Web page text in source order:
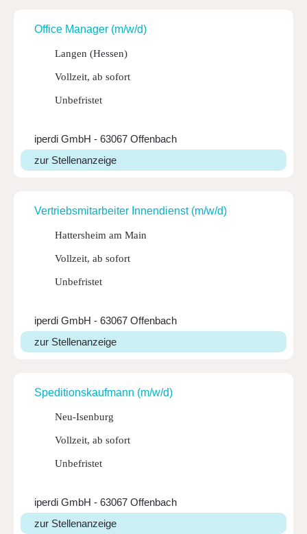
Office Manager (m/w/d)
Langen (Hessen)
Vollzeit, ab sofort
Unbefristet
iperdi GmbH - 63067 Offenbach
zur Stellenanzeige
Vertriebs­mit­ar­beiter Innen­dienst (m/w/d)
Hattersheim am Main
Vollzeit, ab sofort
Unbefristet
iperdi GmbH - 63067 Offenbach
zur Stellenanzeige
Spedi­ti­ons­kauf­mann (m/w/d)
Neu-Isenburg
Vollzeit, ab sofort
Unbefristet
iperdi GmbH - 63067 Offenbach
zur Stellenanzeige